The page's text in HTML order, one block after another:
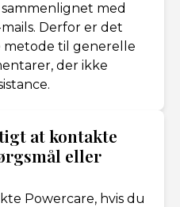
sammenlignet med
Derfor er det
til generelle
der ikke
at kontakte
eller
Powercare, hvis du